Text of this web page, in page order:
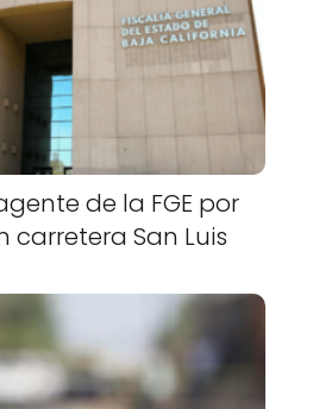
de la FGE por
carretera San Luis